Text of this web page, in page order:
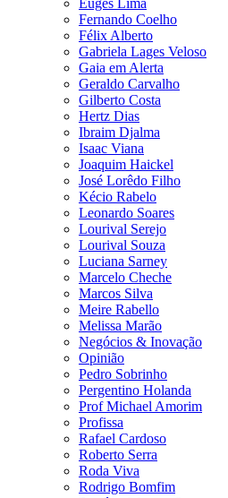
Fernando Coelho
Félix Alberto
Gabriela Lages Veloso
Gaia em Alerta
Geraldo Carvalho
Gilberto Costa
Hertz Dias
Ibraim Djalma
Isaac Viana
Joaquim Haickel
José Lorêdo Filho
Kécio Rabelo
Leonardo Soares
Lourival Serejo
Lourival Souza
Luciana Sarney
Marcelo Cheche
Marcos Silva
Meire Rabello
Melissa Marão
Negócios & Inovação
Opinião
Pedro Sobrinho
Pergentino Holanda
Prof Michael Amorim
Profissa
Rafael Cardoso
Roberto Serra
Roda Viva
Rodrigo Bomfim